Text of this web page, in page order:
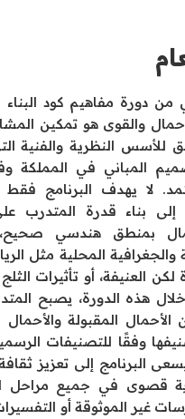
من دورة مفاهيم كود
والقوى هو تمكين
للأسس النظرية والفنية
المباني في المملكة
لا يهدف البرنامج
إلى بناء قدرة المتدرب
بمنطق هندسي صحيح،
والجغرافية المحلية مثل
لكن العنيفة، أو تأثيرات
هذه الدورة، يصبح
الأحمال المقبولة والأحمال
وفقًا للتصنيفات
البرنامج إلى تعزيز
قصوى في جميع مراحل
غير الموثوقة أو